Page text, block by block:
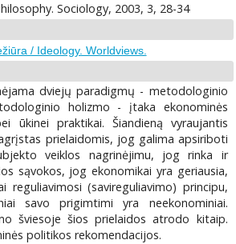
Sociology, 2003, 3, 28-34
/ Ideology. Worldviews.
dviejų paradigmų - metodologinio
holizmo - įtaka ekonominės
ūkinei praktikai. Šiandieną vyraujantis
prielaidomis, jog galima apsiriboti
veiklos nagrinėjimu, jog rinka ir
sąvokos, jog ekonomikai yra geriausia,
reguliavimosi (savireguliavimo) principu,
savo prigimtimi yra neekonominiai.
šviesoje šios prielaidos atrodo kitaip.
politikos rekomendacijos.